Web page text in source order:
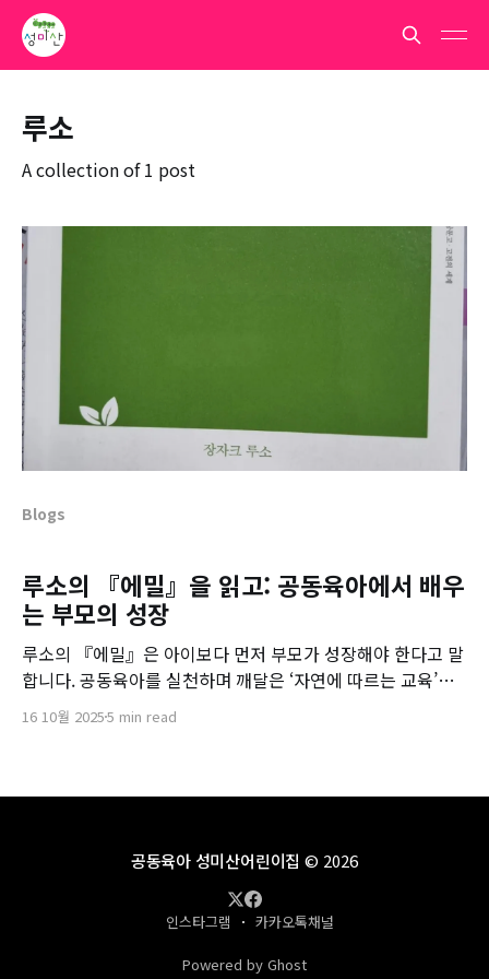
루소
A collection of 1 post
Blogs
루소의 『에밀』을 읽고: 공동육아에서 배우
는 부모의 성장
루소의 『에밀』은 아이보다 먼저 부모가 성장해야 한다고 말
합니다. 공동육아를 실천하며 깨달은 ‘자연에 따르는 교육’의
의미와 부모로서의 성찰을 나눕니다.
16 10월 20255 min read
공동육아 성미산어린이집 © 2026
인스타그램 카카오톡채널
Powered by Ghost